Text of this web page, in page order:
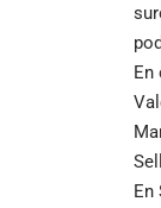
En
En